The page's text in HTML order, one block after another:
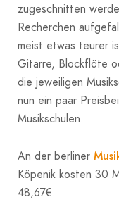
zugeschnitten
Recherchen
meist etwas teurer
Gitarre, Blockflöte
die jeweiligen
nun ein paar
Musikschulen.
An der berliner
Köpenik kosten 30
48,67€.